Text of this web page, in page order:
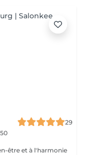
29
être et à l'harmonie